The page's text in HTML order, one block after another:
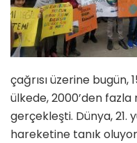
çağrısı üzerine bugün,
ülkede, 2000’den
gerçekleşti. Dünya, 21.
hareketine tanık